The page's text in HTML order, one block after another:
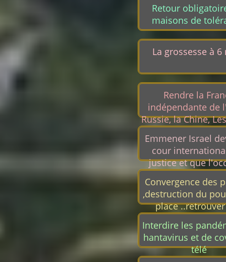
Retour
maisons de
La grossesse à
Rendre la
indépendante de
Russie, la Chine,
les états
Emmener Israel
cour
justice et que
assume ses tords
conflit (on sait
c'est un
Convergence des
,destruction du
place
libertés.
Interdire les
hantavirus et de
télé